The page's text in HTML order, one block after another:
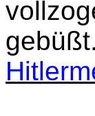
gebüßt.